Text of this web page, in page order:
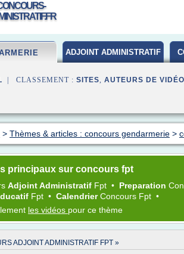
ADJOINT ADMINISTRATIF
| CLASSEMENT : SITES, AUTEURS DE
> Thèmes & articles : concours gendarmerie >
principaux sur concours fpt
Adjoint Administratif Fpt • Preparation
Fpt • CalendrierConcours Fpt •
les vidéos pour ce thème
ADJOINT ADMINISTRATIF FPT »